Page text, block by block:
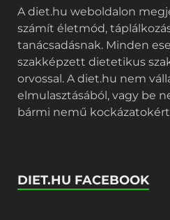
A diet.hu weboldalon
számít életmód,
tanácsadásnak. Minden
szakképzett dietetikus
orvossal. A diet.hu nem
elmulasztásából, vagy be
bármi nemű
DIET.HU FACEBOOK